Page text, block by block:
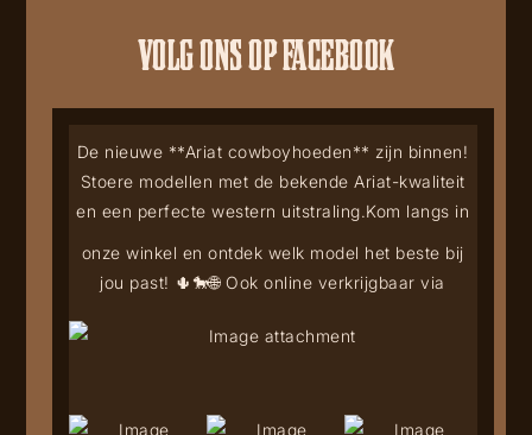
VOLG ONS OP FACEBOOK
De nieuwe **Ariat cowboyhoeden** zijn binnen!
Stoere modellen met de bekende Ariat-kwaliteit
en een perfecte western uitstraling.Kom langs in
onze winkel en ontdek welk model het beste bij
jou past! 🌵🐎🌐 Ook online verkrijgbaar via